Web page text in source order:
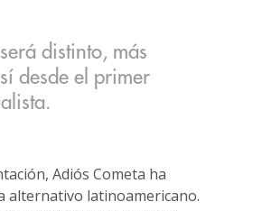
distinto, más
desde el primer
Adiós Cometa ha
alternativo latinoamericano.